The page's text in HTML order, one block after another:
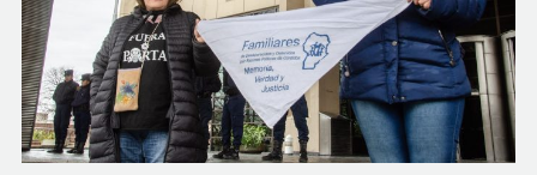
QUIÉNES SOMOS